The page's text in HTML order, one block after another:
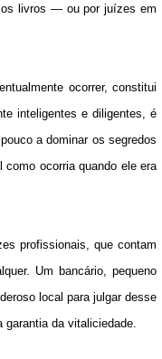
livros — ou por juízes em
ocorrer, constitui
inteligentes e diligentes, é
a dominar os segredos
ocorria quando ele era
profissionais, que contam
Um bancário, pequeno
local para julgar desse
da vitaliciedade.